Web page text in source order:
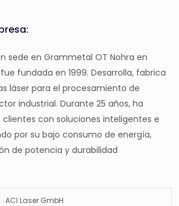
sede en Grammetal OT Nohra en
fundada en 1999. Desarrolla, fabrica
láser para el procesamiento de
industrial. Durante 25 años, ha
clientes con soluciones inteligentes e
por su bajo consumo de energía,
de potencia y durabilidad
ACI Laser GmbH